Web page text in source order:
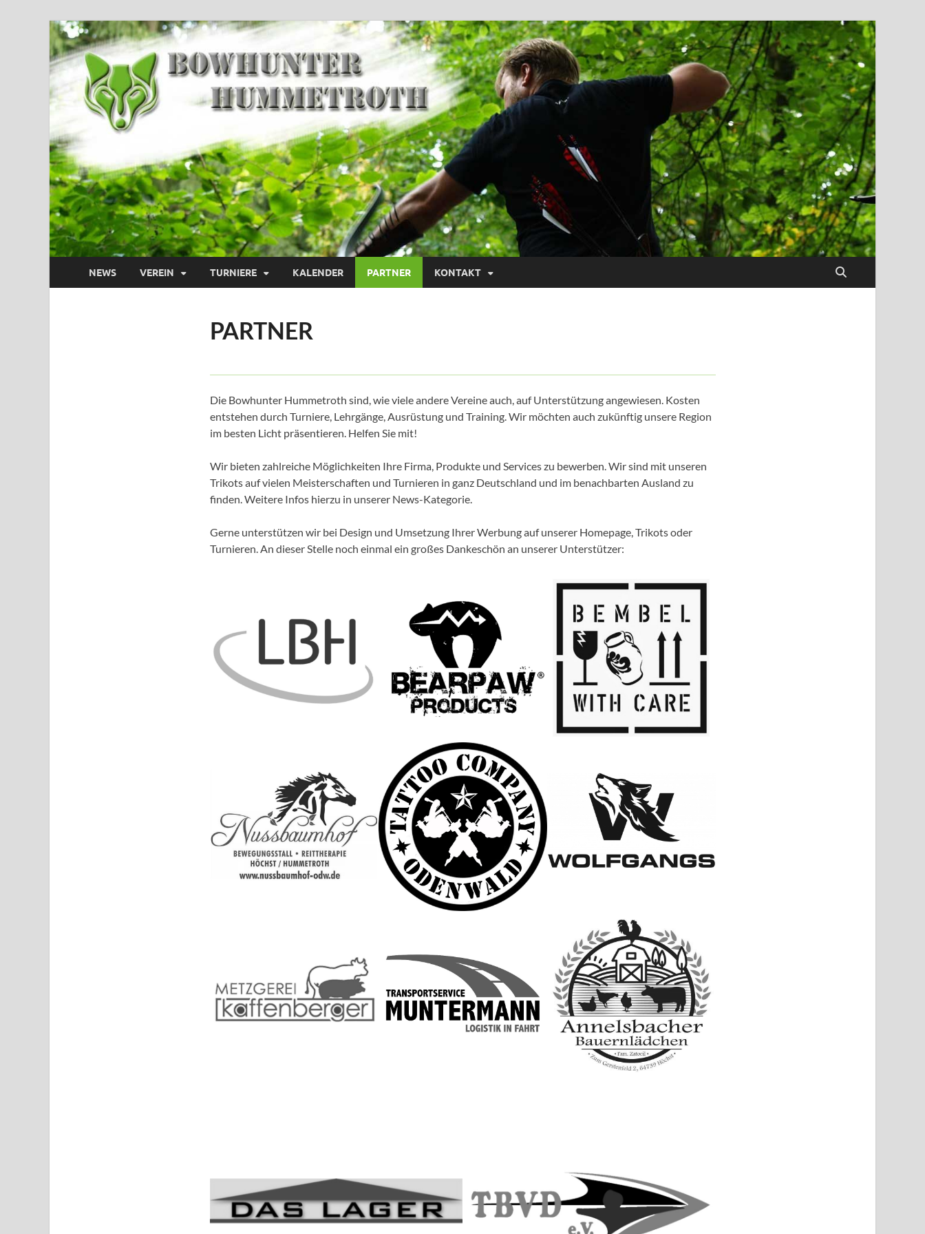
NEWS VEREIN TURNIERE KALENDER PARTNER KONTAKT
PARTNER
Die Bowhunter Hummetroth sind, wie viele andere Vereine auch, auf Unterstützung angewiesen. Kosten
entstehen durch Turniere, Lehrgänge, Ausrüstung und Training. Wir möchten auch zukünftig unsere Region
im besten Licht präsentieren. Helfen Sie mit!
Wir bieten zahlreiche Möglichkeiten Ihre Firma, Produkte und Services zu bewerben. Wir sind mit unseren
Trikots auf vielen Meisterschaften und Turnieren in ganz Deutschland und im benachbarten Ausland zu
finden. Weitere Infos hierzu in unserer News-Kategorie.
Gerne unterstützen wir bei Design und Umsetzung Ihrer Werbung auf unserer Homepage, Trikots oder
Turnieren. An dieser Stelle noch einmal ein großes Dankeschön an unserer Unterstützer: